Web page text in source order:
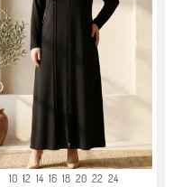
10 12 14 16 18 20 22 24